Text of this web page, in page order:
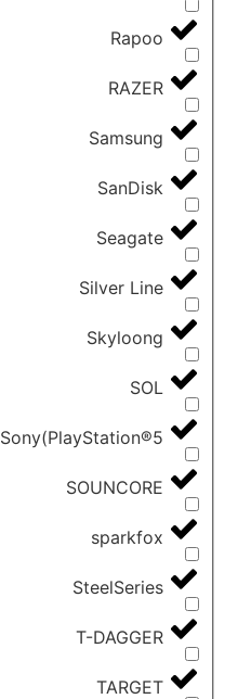
Rapoo
RAZER
Samsung
SanDisk
Seagate
Silver Line
Skyloong
SOL
Sony(PlayStation®5)
SOUNCORE
sparkfox
SteelSeries
T-DAGGER
TARGET